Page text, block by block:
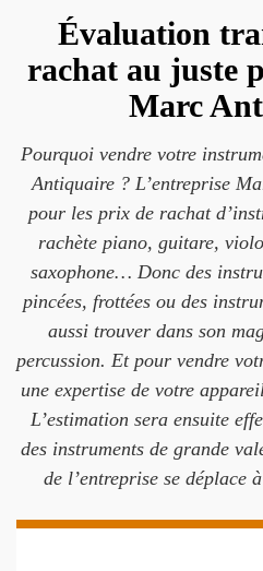
Évaluation
rachat au juste
Marc
Pourquoi vendre votre
Antiquaire ? L’entreprise
pour les prix de rachat
rachète piano, guitare,
saxophone… Donc des
pincées, frottées ou des
aussi trouver dans son
percussion. Et pour vendre
une expertise de votre
L’estimation sera ensuite
des instruments de grande
de l’entreprise se déplace